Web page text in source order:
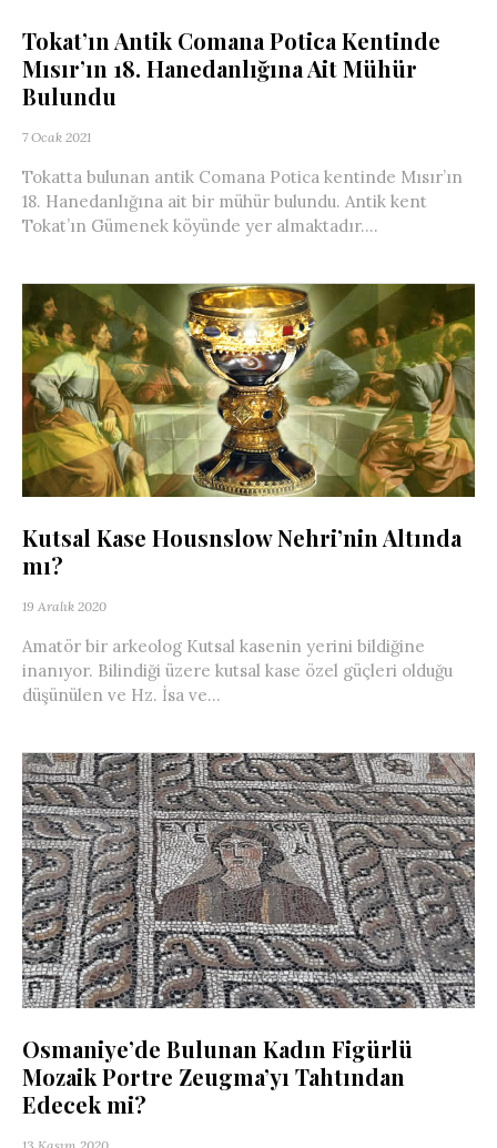
Tokat’ın Antik Comana Potica Kentinde
Mısır’ın 18. Hanedanlığına Ait Mühür
Bulundu
7 Ocak 2021
Tokatta bulunan antik Comana Potica kentinde Mısır’ın
18. Hanedanlığına ait bir mühür bulundu. Antik kent
Tokat’ın Gümenek köyünde yer almaktadır....
Kutsal Kase Housnslow Nehri’nin Altında
mı?
19 Aralık 2020
Amatör bir arkeolog Kutsal kasenin yerini bildiğine
inanıyor. Bilindiği üzere kutsal kase özel güçleri olduğu
düşünülen ve Hz. İsa ve...
Osmaniye’de Bulunan Kadın Figürlü
Mozaik Portre Zeugma’yı Tahtından
Edecek mi?